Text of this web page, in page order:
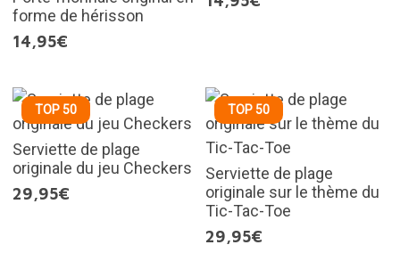
forme de hérisson
14,95€
TOP 50
Serviette de plage
originale du jeu Checkers
29,95€
TOP 50
Serviette de plage
originale sur le thème du
Tic-Tac-Toe
29,95€